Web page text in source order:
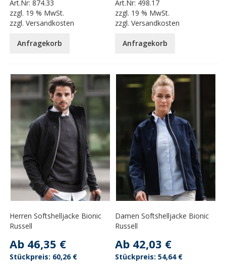
Art.Nr:874.33
zzgl. 19 % MwSt.
zzgl.Versandkosten
Anfragekorb
Art.Nr: 498.17
zzgl. 19 % MwSt.
zzgl.Versandkosten
Anfragekorb
Herren Softshelljacke Bionic
Russell
Ab 46,35 €
60,26 €
Damen Softshelljacke Bionic
Russell
Ab 42,03 €
54,64 €